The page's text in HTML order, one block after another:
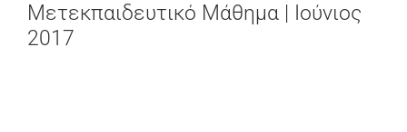
Μετεκπαιδευτικό Μάθημα | Ιούνιος
2017